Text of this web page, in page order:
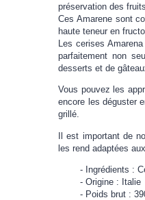
préservation des
Ces Amarene sont
haute teneur en
Les cerises
parfaitement non
desserts et de
Vous pouvez les
encore les déguster
grillé.
Il est important de
les rend adaptées
Ingrédients :
Origine : Italie
Poids brut :